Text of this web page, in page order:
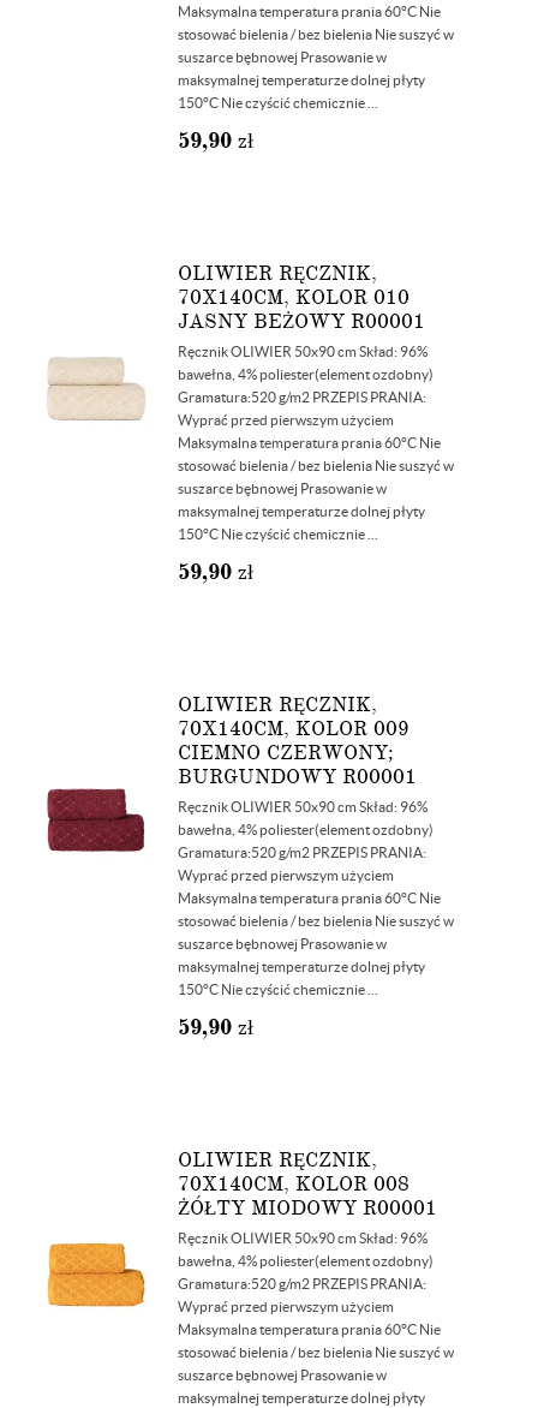
Maksymalna temperatura prania 60°C Nie
stosować bielenia / bez bielenia Nie suszyć w
suszarce bębnowej Prasowanie w
maksymalnej temperaturze dolnej płyty
150°C Nie czyścić chemicznie ...
59,90 zł
OLIWIER RĘCZNIK,
70X140CM, KOLOR 010
JASNY BEŻOWY R00001
Ręcznik OLIWIER 50x90 cm Skład: 96%
bawełna, 4% poliester(element ozdobny)
Gramatura:520 g/m2 PRZEPIS PRANIA:
Wyprać przed pierwszym użyciem
Maksymalna temperatura prania 60°C Nie
stosować bielenia / bez bielenia Nie suszyć w
suszarce bębnowej Prasowanie w
maksymalnej temperaturze dolnej płyty
150°C Nie czyścić chemicznie ...
59,90 zł
OLIWIER RĘCZNIK,
70X140CM, KOLOR 009
CIEMNO CZERWONY;
BURGUNDOWY R00001
Ręcznik OLIWIER 50x90 cm Skład: 96%
bawełna, 4% poliester(element ozdobny)
Gramatura:520 g/m2 PRZEPIS PRANIA:
Wyprać przed pierwszym użyciem
Maksymalna temperatura prania 60°C Nie
stosować bielenia / bez bielenia Nie suszyć w
suszarce bębnowej Prasowanie w
maksymalnej temperaturze dolnej płyty
150°C Nie czyścić chemicznie ...
59,90 zł
OLIWIER RĘCZNIK,
70X140CM, KOLOR 008
ŻÓŁTY MIODOWY R00001
Ręcznik OLIWIER 50x90 cm Skład: 96%
bawełna, 4% poliester(element ozdobny)
Gramatura:520 g/m2 PRZEPIS PRANIA:
Wyprać przed pierwszym użyciem
Maksymalna temperatura prania 60°C Nie
stosować bielenia / bez bielenia Nie suszyć w
suszarce bębnowej Prasowanie w
maksymalnej temperaturze dolnej płyty